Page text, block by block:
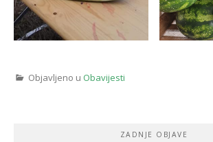
Objavljeno u Obavijesti
ZADNJE OBJAVE